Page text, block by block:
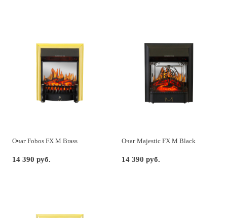
Очаг Fobos FX M Brass
14 390 руб.
Очаг Majestic FX M Black
14 390 руб.